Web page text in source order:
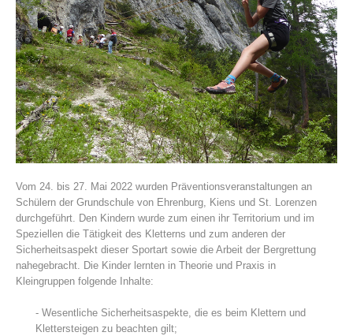
Association History
Vom 24. bis 27. Mai 2022 wurden Präventionsveranstaltungen an
Schülern der Grundschule von Ehrenburg, Kiens und St. Lorenzen
durchgeführt. Den Kindern wurde zum einen ihr Territorium und im
Speziellen die Tätigkeit des Kletterns und zum anderen der
Sicherheitsaspekt dieser Sportart sowie die Arbeit der Bergrettung
nahegebracht. Die Kinder lernten in Theorie und Praxis in
Kleingruppen folgende Inhalte:
- Wesentliche Sicherheitsaspekte, die es beim Klettern und
Klettersteigen zu beachten gilt;